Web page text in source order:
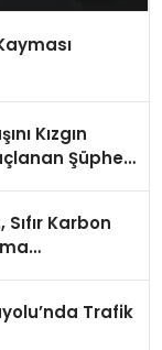
Kızgın
Şüpheli
Karbon
Trafik